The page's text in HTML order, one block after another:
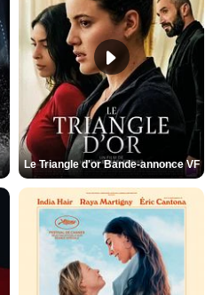
Le Triangle d'or Bande-annonce VF